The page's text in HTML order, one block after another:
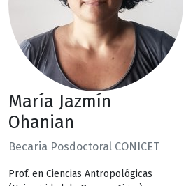
María Jazmín
Ohanian
Becaria Posdoctoral CONICET
Prof. en Ciencias Antropológicas